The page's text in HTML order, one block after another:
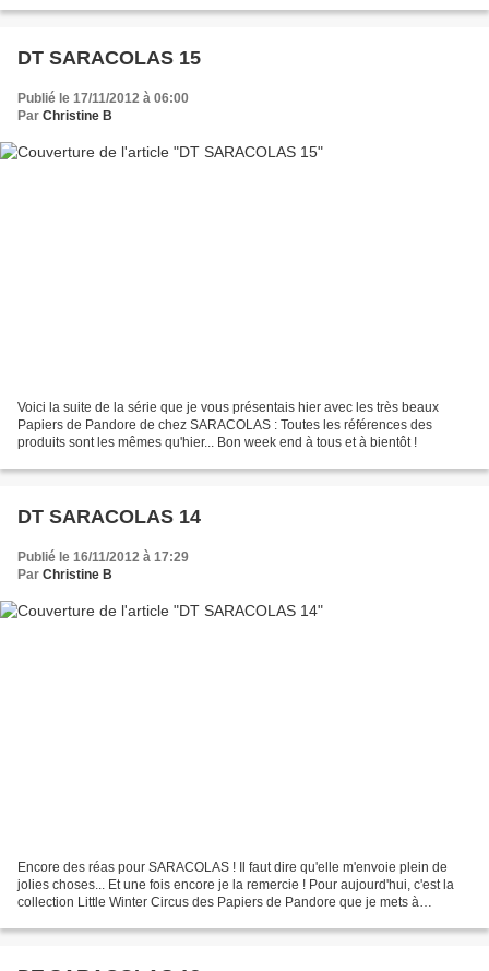
DT SARACOLAS 15
Publié le 17/11/2012 à 06:00
Par Christine B
Voici la suite de la série que je vous présentais hier avec les très beaux
Papiers de Pandore de chez SARACOLAS : Toutes les références des
produits sont les mêmes qu'hier... Bon week end à tous et à bientôt !
DT SARACOLAS 14
Publié le 16/11/2012 à 17:29
Par Christine B
Encore des réas pour SARACOLAS ! Il faut dire qu'elle m'envoie plein de
jolies choses... Et une fois encore je la remercie ! Pour aujourd'hui, c'est la
collection Little Winter Circus des Papiers de Pandore que je mets à